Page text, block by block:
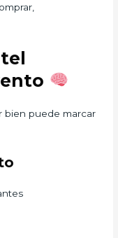
bien puede marcar